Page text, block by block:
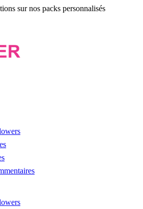
sur nos packs personnalisés